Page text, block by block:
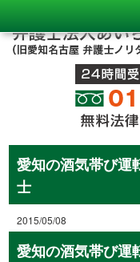
愛知の酒気帯び
士
2015/05/08
愛知の酒気帯び